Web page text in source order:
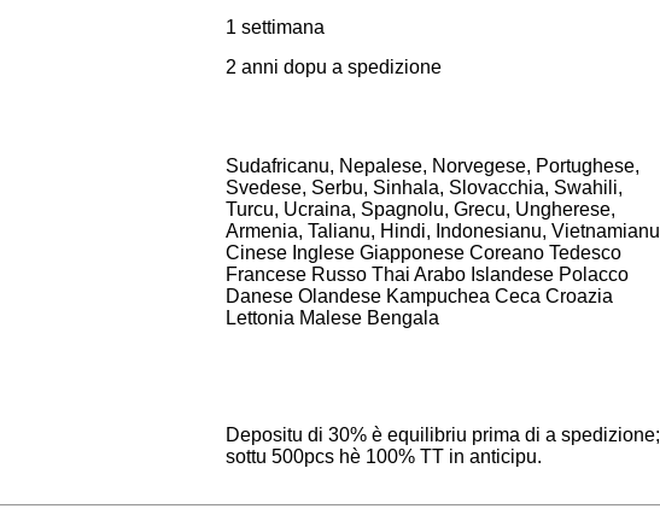
1 settimana
2 anni dopu a spedizione
Sudafricanu, Nepalese, Norvegese, Portughese,
Svedese, Serbu, Sinhala, Slovacchia, Swahili,
Turcu, Ucraina, Spagnolu, Grecu, Ungherese,
Armenia, Talianu, Hindi, Indonesianu, Vietnamianu
Cinese Inglese Giapponese Coreano Tedesco
Francese Russo Thai Arabo Islandese Polacco
Danese Olandese Kampuchea Ceca Croazia
Lettonia Malese Bengala
Depositu di 30% è equilibriu prima di a spedizione;
sottu 500pcs hè 100% TT in anticipu.